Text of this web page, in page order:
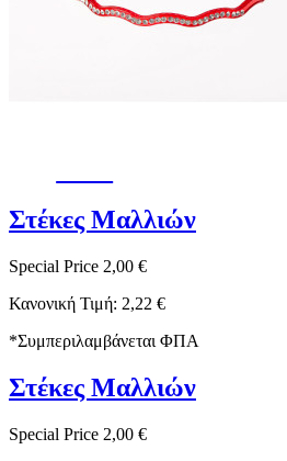
Στέκες Μαλλιών
Special Price 2,00 €
Κανονική Τιμή: 2,22 €
*Συμπεριλαμβάνεται ΦΠΑ
Στέκες Μαλλιών
Special Price 2,00 €